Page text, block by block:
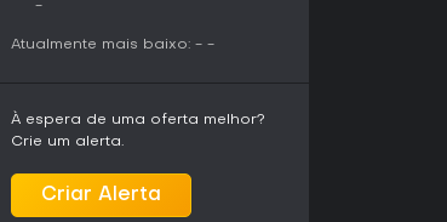
interação ambiental e desafios
Com impressões iniciais
excelentes, é ideal para
inimigos pela inteligência é
no lançamento completo.
-
Atualmente mais baixo: - -
À espera de uma oferta melhor?
Crie um alerta.
Criar Alerta